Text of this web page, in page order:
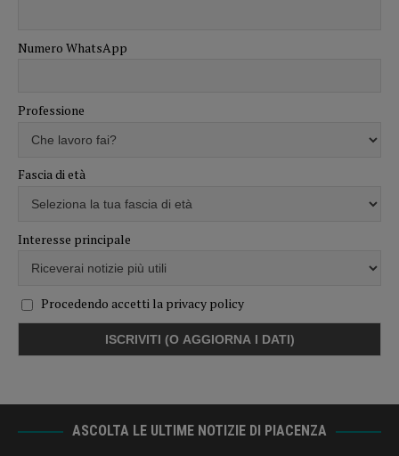
Numero WhatsApp
Professione
Fascia di età
Interesse principale
Procedendo accetti la privacy policy
ASCOLTA LE ULTIME NOTIZIE DI PIACENZA